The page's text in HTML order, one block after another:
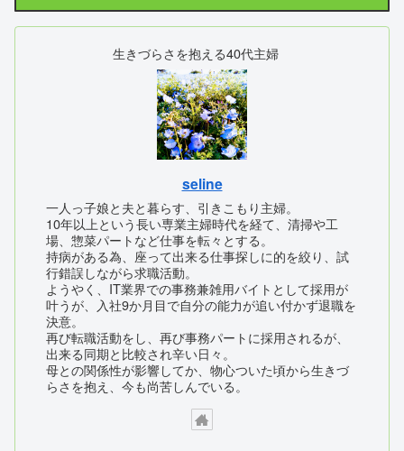
生きづらさを抱える40代主婦
seline
一人っ子娘と夫と暮らす、引きこもり主婦。
10年以上という長い専業主婦時代を経て、清掃や工
場、惣菜パートなど仕事を転々とする。
持病がある為、座って出来る仕事探しに的を絞り、試
行錯誤しながら求職活動。
ようやく、IT業界での事務兼雑用バイトとして採用が
叶うが、入社9か月目で自分の能力が追い付かず退職を
決意。
再び転職活動をし、再び事務パートに採用されるが、
出来る同期と比較され辛い日々。
母との関係性が影響してか、物心ついた頃から生きづ
らさを抱え、今も尚苦しんでいる。